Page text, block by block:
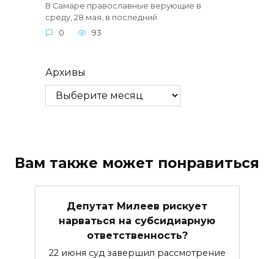
В Самаре православные верующие в
среду, 28 мая, в последний
0
93
Архивы
Вам также может понравиться
Депутат Милеев рискует
нарваться на субсидиарную
ответственность?
22 июня суд завершил рассмотрение